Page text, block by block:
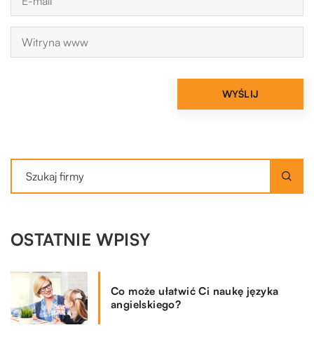
OSTATNIE WPISY
Co może ułatwić Ci naukę języka
angielskiego?